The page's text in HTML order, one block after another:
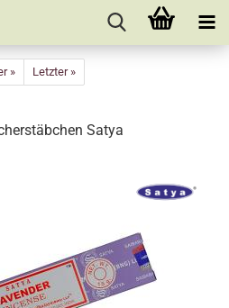
»
Letzter »
Satya